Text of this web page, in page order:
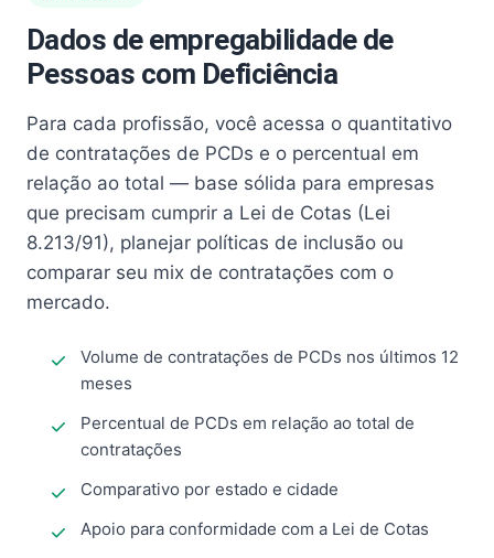
Dados de empregabilidade de
Pessoas com Deficiência
Para cada profissão, você acessa o quantitativo
de contratações de PCDs e o percentual em
relação ao total — base sólida para empresas
que precisam cumprir a Lei de Cotas (Lei
8.213/91), planejar políticas de inclusão ou
comparar seu mix de contratações com o
mercado.
Volume de contratações de PCDs nos últimos 12
meses
Percentual de PCDs em relação ao total de
contratações
Comparativo por estado e cidade
Apoio para conformidade com a Lei de Cotas